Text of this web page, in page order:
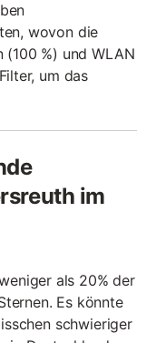
wovon die
(100 %) und WLAN
um das
im
als 20% der
Es könnte
schwieriger